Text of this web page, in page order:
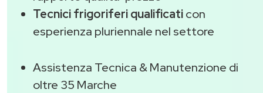
Tecnici frigoriferi qualificaticon
esperienza pluriennale nel settore
Assistenza Tecnica & Manutenzione di
oltre 35 Marche